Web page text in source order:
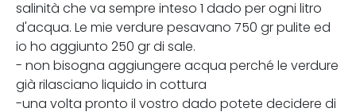
salinità che va sempre inteso 1 dado per ogni litro
d'acqua. Le mie verdure pesavano 750 gr pulite ed
io ho aggiunto 250 gr di sale.
- non bisogna aggiungere acqua perché le verdure
già rilasciano liquido in cottura
-una volta pronto il vostro dado potete decidere di